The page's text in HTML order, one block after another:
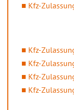
Kfz-
Kfz-
Kfz-
Kfz-
Kfz-